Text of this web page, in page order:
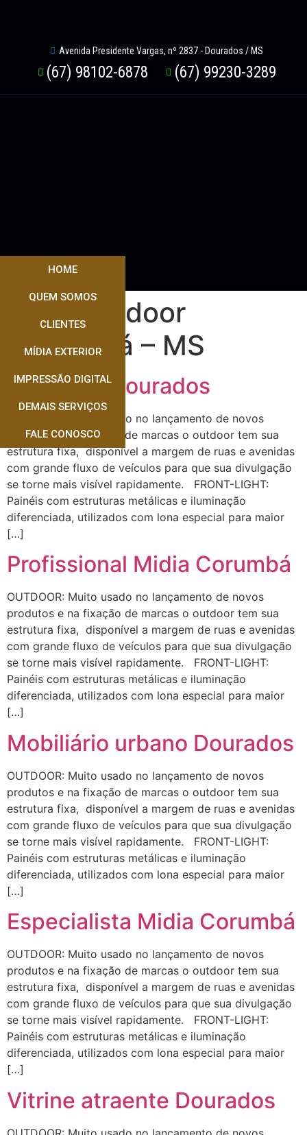
Avenida Presidente Vargas, nº 2837 - Dourados / MS
(67) 98102-6878 (67) 99230-3289
HOME
QUEM SOMOS
CLIENTES
MÍDIA EXTERIOR
IMPRESSÃO DIGITAL
DEMAIS SERVIÇOS
FALE CONOSCO
Tag:busdoor
Corumbá – MS
Backlight Dourados
OUTDOOR: Muito usado no lançamento de novos
produtos e na fixação de marcas o outdoor tem sua
estrutura fixa, disponível a margem de ruas e avenidas
com grande fluxo de veículos para que sua divulgação
se torne mais visível rapidamente. FRONT-LIGHT:
Painéis com estruturas metálicas e iluminação
diferenciada, utilizados com lona especial para maior
[…]
Profissional Midia Corumbá
OUTDOOR: Muito usado no lançamento de novos
produtos e na fixação de marcas o outdoor tem sua
estrutura fixa, disponível a margem de ruas e avenidas
com grande fluxo de veículos para que sua divulgação
se torne mais visível rapidamente. FRONT-LIGHT:
Painéis com estruturas metálicas e iluminação
diferenciada, utilizados com lona especial para maior
[…]
Mobiliário urbano Dourados
OUTDOOR: Muito usado no lançamento de novos
produtos e na fixação de marcas o outdoor tem sua
estrutura fixa, disponível a margem de ruas e avenidas
com grande fluxo de veículos para que sua divulgação
se torne mais visível rapidamente. FRONT-LIGHT:
Painéis com estruturas metálicas e iluminação
diferenciada, utilizados com lona especial para maior
[…]
Especialista Midia Corumbá
OUTDOOR: Muito usado no lançamento de novos
produtos e na fixação de marcas o outdoor tem sua
estrutura fixa, disponível a margem de ruas e avenidas
com grande fluxo de veículos para que sua divulgação
se torne mais visível rapidamente. FRONT-LIGHT:
Painéis com estruturas metálicas e iluminação
diferenciada, utilizados com lona especial para maior
[…]
Vitrine atraente Dourados